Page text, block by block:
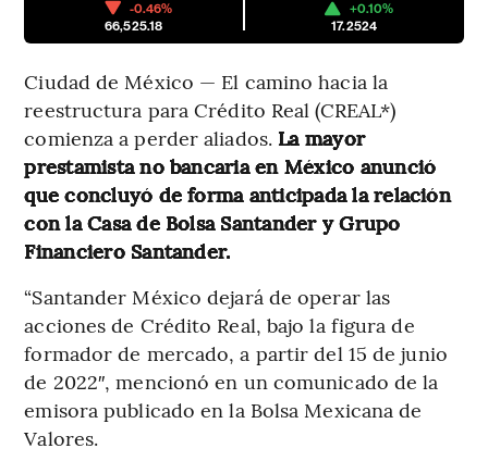
-0.46%
66,525.18
+0.10%
17.2524
Ciudad de México — El camino hacia la
reestructura para Crédito Real (CREAL*)
comienza a perder aliados. La mayor
prestamista no bancaria en México anunció
que concluyó de forma anticipada la relación
con la Casa de Bolsa Santander y Grupo
Financiero Santander.
“Santander México dejará de operar las
acciones de Crédito Real, bajo la figura de
formador de mercado, a partir del 15 de junio
de 2022″, mencionó en un comunicado de la
emisora publicado en la Bolsa Mexicana de
Valores.